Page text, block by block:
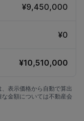
¥9,450,000
¥0
¥10,510,000
表示価格から自動で算出
金額については不動産会